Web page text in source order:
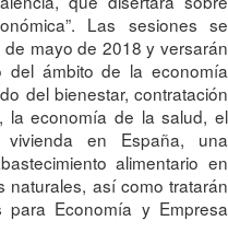
Las sesiones se
mayo de 2018 y versarán
del ámbito de la economía
del bienestar, contratación
la economía de la salud, el
en España, una
alimentario en
naturales, así como tratarán
para Economía y Empresa